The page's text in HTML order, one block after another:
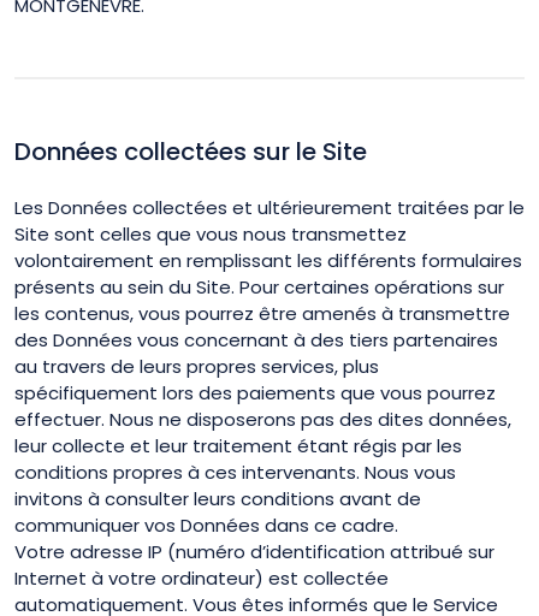
MONTGENEVRE.
Données collectées sur le Site
Les Données collectées et ultérieurement traitées par le
Site sont celles que vous nous transmettez
volontairement en remplissant les différents formulaires
présents au sein du Site. Pour certaines opérations sur
les contenus, vous pourrez être amenés à transmettre
des Données vous concernant à des tiers partenaires
au travers de leurs propres services, plus
spécifiquement lors des paiements que vous pourrez
effectuer. Nous ne disposerons pas des dites données,
leur collecte et leur traitement étant régis par les
conditions propres à ces intervenants. Nous vous
invitons à consulter leurs conditions avant de
communiquer vos Données dans ce cadre.
Votre adresse IP (numéro d’identification attribué sur
Internet à votre ordinateur) est collectée
automatiquement. Vous êtes informés que le Service